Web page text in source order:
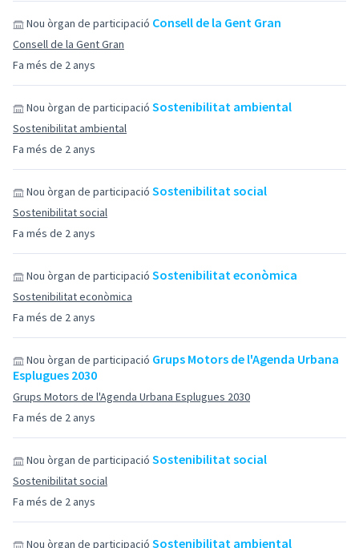
Fa més de 2 anys
Nou òrgan de participació Consell de la Gent Gran
Consell de la Gent Gran
Fa més de 2 anys
Nou òrgan de participació Sostenibilitat ambiental
Sostenibilitat ambiental
Fa més de 2 anys
Nou òrgan de participació Sostenibilitat social
Sostenibilitat social
Fa més de 2 anys
Nou òrgan de participació Sostenibilitat econòmica
Sostenibilitat econòmica
Fa més de 2 anys
Nou òrgan de participació Grups Motors de l'Agenda Urbana
Esplugues 2030
Grups Motors de l'Agenda Urbana Esplugues 2030
Fa més de 2 anys
Nou òrgan de participació Sostenibilitat social
Sostenibilitat social
Nou òrgan de participació Sostenibilitat ambiental